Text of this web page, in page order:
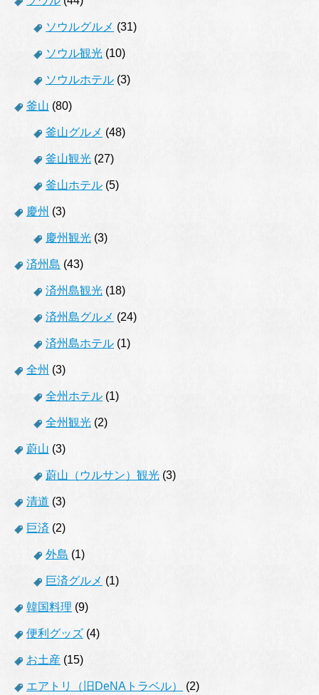
ソウルグルメ (31)
ソウル観光 (10)
ソウルホテル (3)
釜山 (80)
釜山グルメ (48)
釜山観光 (27)
釜山ホテル (5)
慶州 (3)
慶州観光 (3)
済州島 (43)
済州島観光 (18)
済州島グルメ (24)
済州島ホテル (1)
全州 (3)
全州ホテル (1)
全州観光 (2)
蔚山 (3)
蔚山（ウルサン）観光 (3)
清道 (3)
巨済 (2)
外島 (1)
巨済グルメ (1)
韓国料理 (9)
便利グッズ (4)
お土産 (15)
エアトリ（旧DeNAトラベル） (2)